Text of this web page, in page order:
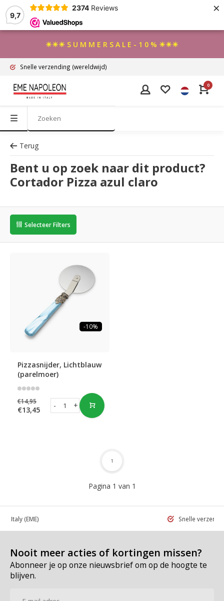
9,7
2374 Reviews ×
☀☀☀ S U M M E R S A L E - 1 0 % ☀☀☀
Snelle verzending (wereldwijd)
0
Terug
Bent u op zoek naar dit product?
Cortador Pizza azul claro
Selecteer Filters
-10%
Pizzasnijder, Lichtblauw
(parelmoer)
€14,95
€13,45 +
-
Pagina 1 van 1
1
in Italy (EME) Snelle
Nooit meer acties of kortingen missen?
Abonneer je op onze nieuwsbrief om op de hoogte te
blijven.